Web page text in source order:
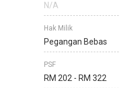
N/A
Hak Milik
Pegangan Bebas
PSF
RM 202 - RM 322